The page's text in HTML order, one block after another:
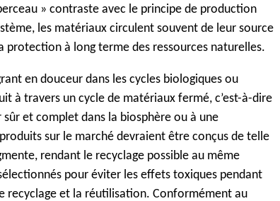
» contraste avec le principe de production
les matériaux circulent souvent de leur source
à long terme des ressources naturelles.
en douceur dans les cycles biologiques ou
à travers un cycle de matériaux fermé, c’est-à-dire
et complet dans la biosphère ou à une
sur le marché devraient être conçus de telle
rendant le recyclage possible au même
pour éviter les effets toxiques pendant
recyclage et la réutilisation. Conformément au